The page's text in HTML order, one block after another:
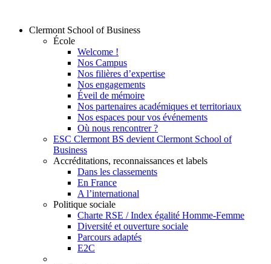
Clermont School of Business
École
Welcome !
Nos Campus
Nos filières d’expertise
Nos engagements
Éveil de mémoire
Nos partenaires académiques et territoriaux
Nos espaces pour vos événements
Où nous rencontrer ?
ESC Clermont BS devient Clermont School of
Business
Accréditations, reconnaissances et labels
Dans les classements
En France
A l’international
Politique sociale
Charte RSE / Index égalité Homme-Femme
Diversité et ouverture sociale
Parcours adaptés
E2C